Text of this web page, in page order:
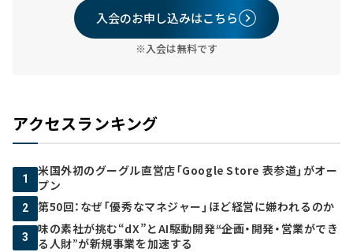
入会のお申し込みはこちら
※入会は無料です
アクセスランキング
1
米国外初のグーグル直営店「Google Store 表参道」がオー
プン
2 第50回：なぜ「優秀なマネジャー」ほど経営に嫌われるのか
3
味の素社が挑む“dX”とAI駆動開発――“企画・開発・営業ができ
る人財”が新規事業を加速する